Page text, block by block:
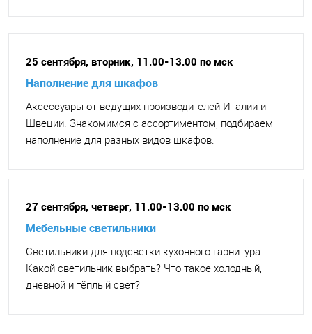
25 сентября, вторник, 11.00-13.00 по мск
Наполнение для шкафов
Аксессуары от ведущих производителей Италии и
Швеции. Знакомимся с ассортиментом, подбираем
наполнение для разных видов шкафов.
27 сентября, четверг, 11.00-13.00 по мск
Мебельные светильники
Светильники для подсветки кухонного гарнитура.
Какой светильник выбрать? Что такое холодный,
дневной и тёплый свет?